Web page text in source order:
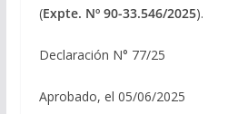
(Expte. Nº 90-33.546/2025).
Declaración N° 77/25
Aprobado, el 05/06/2025